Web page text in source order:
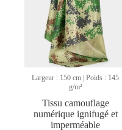
Largeur : 150 cm | Poids : 145
g/m²
Tissu camouflage
numérique ignifugé et
imperméable